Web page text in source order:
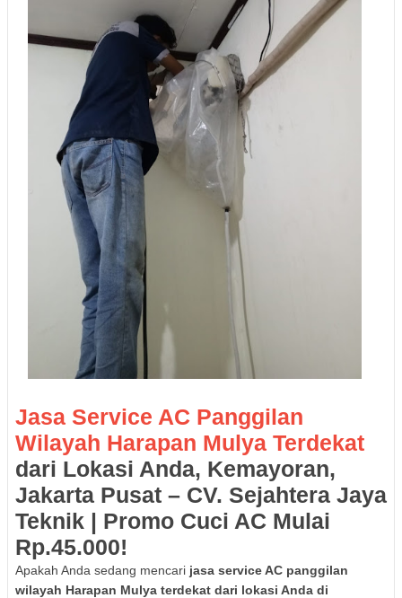
Jasa Service AC Panggilan
Wilayah Harapan Mulya Terdekat
dari Lokasi Anda, Kemayoran,
Jakarta Pusat – CV. Sejahtera Jaya
Teknik | Promo Cuci AC Mulai
Rp.45.000!
Apakah Anda sedang mencari jasa service AC panggilan
wilayah Harapan Mulya terdekat dari lokasi Anda di